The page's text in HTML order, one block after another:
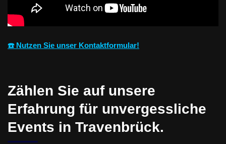
☎️ Nutzen Sie unser Kontaktformular!
Zählen Sie auf unsere
Erfahrung für unvergessliche
Events in Travenbrück.